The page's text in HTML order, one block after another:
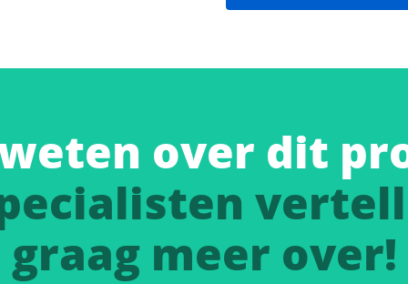
over dit
graag meer over!